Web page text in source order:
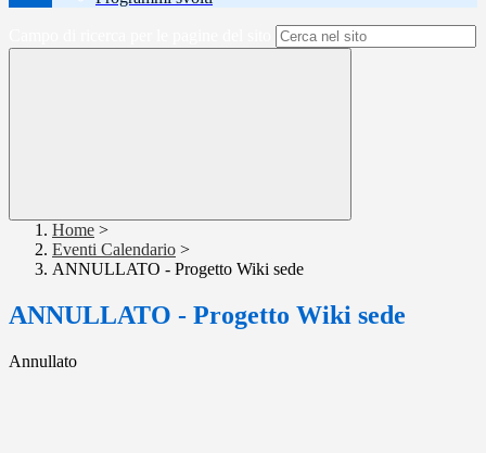
Home >
Eventi Calendario >
ANNULLATO - Progetto Wiki sede
ANNULLATO - Progetto Wiki sede
Annullato